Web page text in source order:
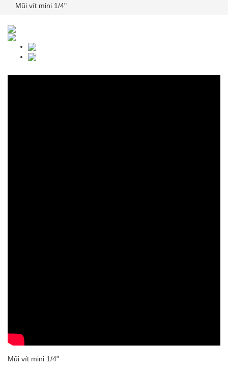
Mũi vít mini 1/4"
Mũi vít mini 1/4"